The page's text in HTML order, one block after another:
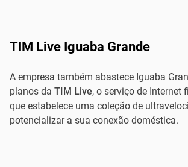
TIM Live Iguaba Grande
A empresa também abastece Iguaba
planos da TIM Live, o serviço de Internet
que estabelece uma coleção de
potencializar a sua conexão doméstica.